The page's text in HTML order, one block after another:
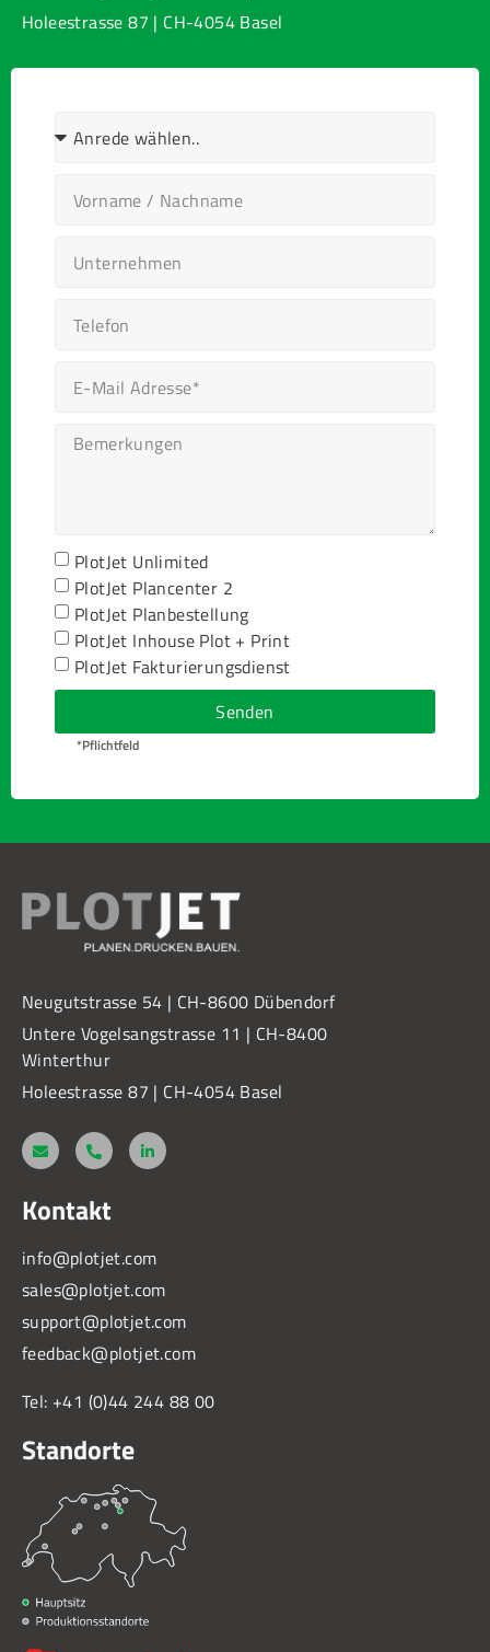
Holeestrasse 87 | CH-4054 Basel
PlotJet Unlimited
PlotJet Plancenter 2
PlotJet Planbestellung
PlotJet Inhouse Plot + Print
PlotJet Fakturierungsdienst
Senden
*Pflichtfeld
Neugutstrasse 54 | CH-8600 Dübendorf
Untere Vogelsangstrasse 11 | CH-8400
Winterthur
Holeestrasse 87 | CH-4054 Basel
Kontakt
info@plotjet.com
sales@plotjet.com
support@plotjet.com
feedback@plotjet.com
Tel: +41 (0)44 244 88 00
Standorte